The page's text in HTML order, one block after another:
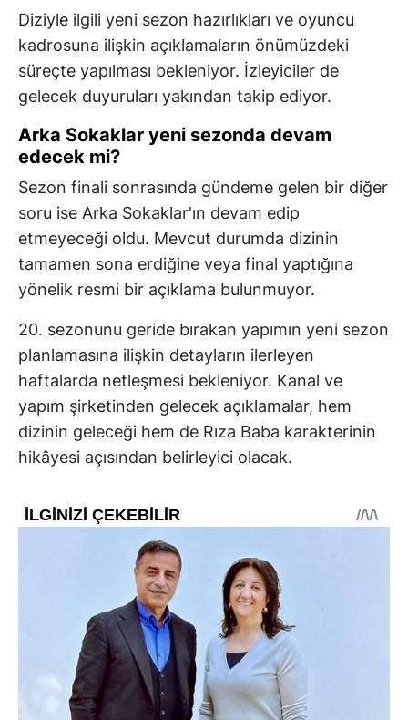
Diziyle ilgili yeni sezon hazırlıkları ve oyuncu
kadrosuna ilişkin açıklamaların önümüzdeki
süreçte yapılması bekleniyor. İzleyiciler de
gelecek duyuruları yakından takip ediyor.
Arka Sokaklar yeni sezonda devam
edecek mi?
Sezon finali sonrasında gündeme gelen bir diğer
soru ise Arka Sokaklar'ın devam edip
etmeyeceği oldu. Mevcut durumda dizinin
tamamen sona erdiğine veya final yaptığına
yönelik resmi bir açıklama bulunmuyor.
20. sezonunu geride bırakan yapımın yeni sezon
planlamasına ilişkin detayların ilerleyen
haftalarda netleşmesi bekleniyor. Kanal ve
yapım şirketinden gelecek açıklamalar, hem
dizinin geleceği hem de Rıza Baba karakterinin
hikâyesi açısından belirleyici olacak.